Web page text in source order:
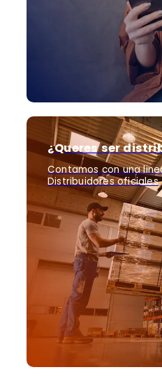
¿Queres ser
Contamos con una
Distribuidores oficiales